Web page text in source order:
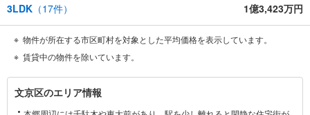
3LDK （17件） 1億3,423万円
物件が所在する市区町村を対象とした平均価格を表示しています。
賃貸中の物件を除いています。
文
京
文京区のエリア情報